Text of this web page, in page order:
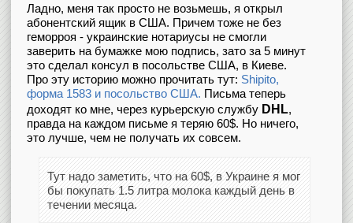
Ладно, меня так просто не возьмешь, я открыл
абонентский ящик в США. Причем тоже не без
геморроя - украинские нотариусы не смогли
заверить на бумажке мою подпись, зато за 5 минут
это сделал консул в посольстве США, в Киеве.
Про эту историю можно прочитать тут: Shipito,
форма 1583 и посольство США. Письма теперь
доходят ко мне, через курьерскую службу DHL,
правда на каждом письме я теряю 60$. Но ничего,
это лучше, чем не получать их совсем.
Тут надо заметить, что на 60$, в Украине я мог
бы покупать 1.5 литра молока каждый день в
течении месяца.